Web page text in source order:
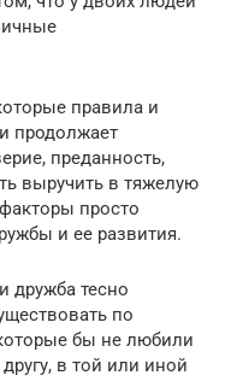
правила и
продолжает
преданность,
выручить в тяжелую
просто
и ее развития.
дружба тесно
по
бы не любили
в той или иной